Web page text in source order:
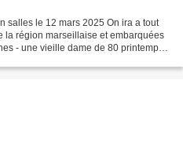
salles le 12 mars 2025 On ira a tout
la région marseillaise et embarquées
- une vieille dame de 80 printemps,